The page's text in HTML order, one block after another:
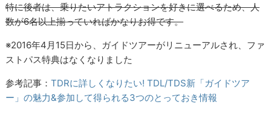
特に後者は、乗りたいアトラクションを好きに選べるため、人
数が6名以上揃っていればかなりお得です。
※2016年4月15日から、ガイドツアーがリニューアルされ、ファ
ストパス特典はなくなりました
参考記事：TDRに詳しくなりたい! TDL/TDS新「ガイドツア
ー」の魅力&参加して得られる3つのとっておき情報